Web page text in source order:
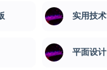
实用技术
平面设计